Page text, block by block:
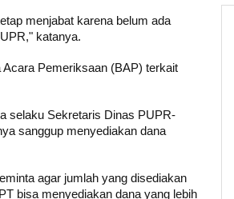
menjabat karena belum ada
katanya.
Pemeriksaan (BAP) terkait
selaku Sekretaris Dinas PUPR-
sanggup menyediakan dana
agar jumlah yang disediakan
bisa menyediakan dana yang lebih